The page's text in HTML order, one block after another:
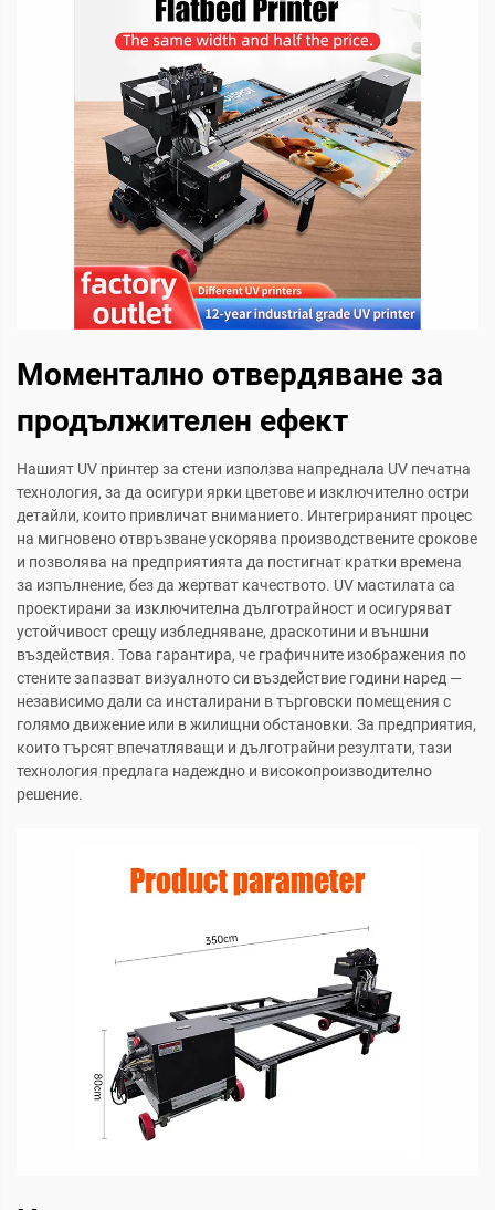
Моментално отвердяване за
продължителен ефект
Нашият UV принтер за стени използва напреднала UV печатна
технология, за да осигури ярки цветове и изключително остри
детайли, които привличат вниманието. Интегрираният процес
на мигновено отвръзване ускорява производствените срокове
и позволява на предприятията да постигнат кратки времена
за изпълнение, без да жертват качеството. UV мастилата са
проектирани за изключителна дълготрайност и осигуряват
устойчивост срещу избледняване, драскотини и външни
въздействия. Това гарантира, че графичните изображения по
стените запазват визуалното си въздействие години наред —
независимо дали са инсталирани в търговски помещения с
голямо движение или в жилищни обстановки. За предприятия,
които търсят впечатляващи и дълготрайни резултати, тази
технология предлага надеждно и високопроизводително
решение.